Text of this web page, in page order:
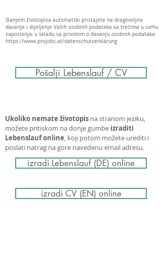
Slanjem životopisa automatski pristajete na dragovoljno
davanje i dijeljenje Vaših osobnih podataka sa trećima u svrhu
zaposlenja, u skladu sa privolom o davanju osobnih podataka:
https://www.projobs.at/datenschutzerklärung
Pošalji Lebenslauf / CV
Ukoliko nemate životopis na stranom jeziku,
možete pritiskom na donje gumbe izraditi
Lebenslauf online, koji potom možete urediti i
poslati natrag na gore navedenu email adresu.
izradi Lebenslauf (DE) online
izradi CV (EN) online